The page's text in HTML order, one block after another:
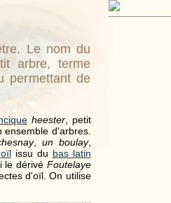
Le nom du
arbre, terme
permettant de
heester, petit
d'arbres.
, un boulay,
oïlissu du bas latin
le dérivé Foutelaye
d'oïl. On utilise